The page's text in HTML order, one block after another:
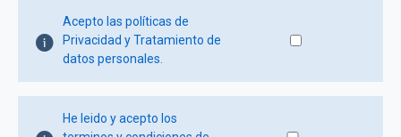
Acepto las políticas de
Privacidad y Tratamiento de
datos personales.
He leido y acepto los